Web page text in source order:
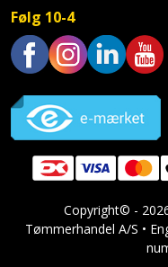
Ud-
og
aftrækker
Værktøjskasse
og
opbevaring
Værktøjssæt
Rystepudser
Rystepudsertilbehør
Slagboremaskine
Slagnøgle
Slagnøgletilbehør
Slagskruetrækker
Terrassevarmer
Tømidler
Tørrestativ
Trappevanger
afskærmning
Følg 10-4
Copyright© -
Tømmerhandel A/S •